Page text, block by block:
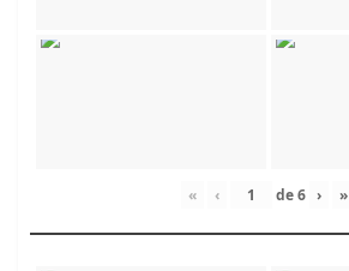
« ‹ de6 › »